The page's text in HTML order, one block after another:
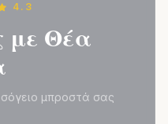
4.3
με Θέα
μπροστά σας